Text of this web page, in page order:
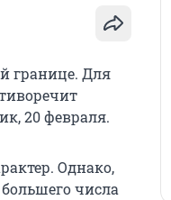
границе. Для
20 февраля.
Однако,
числа